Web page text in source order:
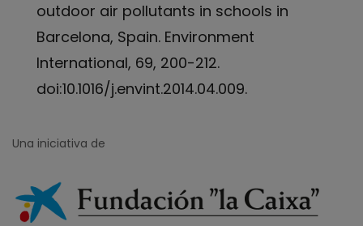
outdoor air pollutants in schools in
Barcelona, Spain. Environment
International, 69, 200-212.
doi:10.1016/j.envint.2014.04.009.
Una iniciativa de